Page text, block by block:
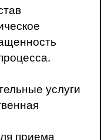
услуги
приема